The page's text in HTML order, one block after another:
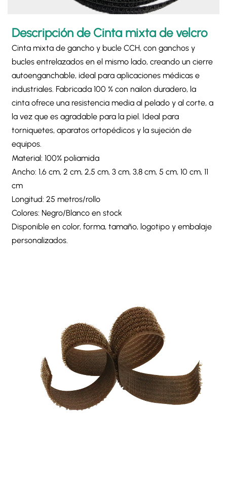
Descripción de Cinta mixta de velcro
Cinta mixta de gancho y bucle CCH, con ganchos y
bucles entrelazados en el mismo lado, creando un cierre
autoenganchable, ideal para aplicaciones médicas e
industriales. Fabricada 100 % con nailon duradero, la
cinta ofrece una resistencia media al pelado y al corte, a
la vez que es agradable para la piel. Ideal para
torniquetes, aparatos ortopédicos y la sujeción de
equipos.
Material: 100% poliamida
Ancho: 1,6 cm, 2 cm, 2,5 cm, 3 cm, 3,8 cm, 5 cm, 10 cm, 11
cm
Longitud: 25 metros/rollo
Colores: Negro/Blanco en stock
Disponible en color, forma, tamaño, logotipo y embalaje
personalizados.